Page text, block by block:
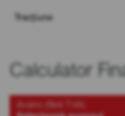
Tracțiune
Calculator
Avans (fără TVA)